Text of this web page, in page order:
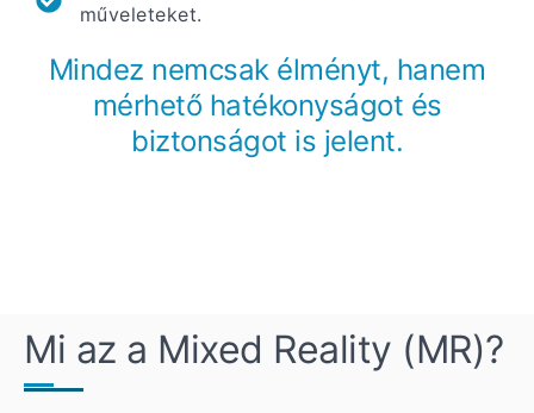
műveleteket.
Mindez nemcsak élményt, hanem
mérhető hatékonyságot és
biztonságot is jelent.
Mi az a Mixed Reality (MR)?